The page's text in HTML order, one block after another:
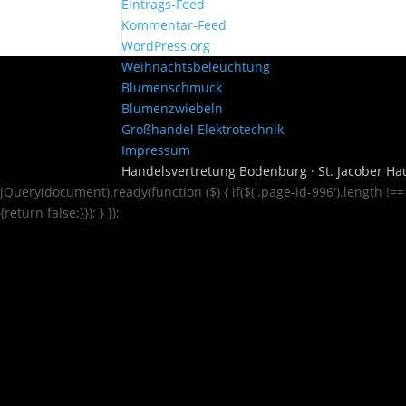
Eintrags-Feed
Kommentar-Feed
WordPress.org
Weihnachtsbeleuchtung
Blumenschmuck
Blumenzwiebeln
Großhandel Elektrotechnik
Impressum
Handelsvertretung Bodenburg · St. Jacober
jQuery(document).ready(function ($) { if($('.page-id-996').length
{return false;}}); } });